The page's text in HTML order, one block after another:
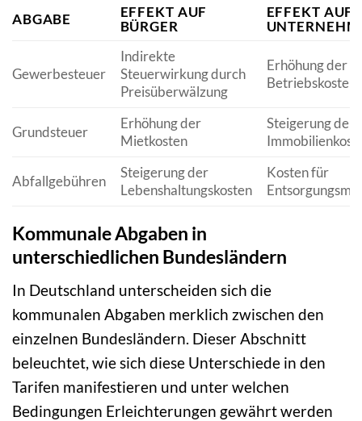
ABGABE
EFFEKT AUF
BÜRGER
EFFEKT AUF
Gewerbesteuer
Indirekte
Steuerwirkung durch
Preisüberwälzung
Erhöhung der
Betriebskosten
Grundsteuer
Erhöhung der
Mietkosten
Steigerung der
Abfallgebühren
Steigerung der
Lebenshaltungskosten
Kosten für
Kommunale Abgaben in
unterschiedlichen Bundesländern
In Deutschland unterscheiden sich die
kommunalen Abgaben merklich zwischen den
einzelnen Bundesländern. Dieser Abschnitt
beleuchtet, wie sich diese Unterschiede in den
Tarifen manifestieren und unter welchen
Bedingungen Erleichterungen gewährt werden